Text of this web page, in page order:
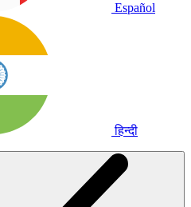
Español
हिन्दी